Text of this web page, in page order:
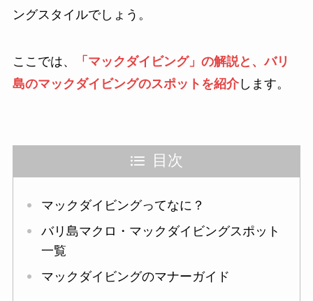
ングスタイルでしょう。
ここでは、
「マックダイビング」の解説と、バリ
島のマックダイビングのスポットを紹介します。
目次
マックダイビングってなに？
バリ島マクロ・マックダイビングスポット
一覧
マックダイビングのマナーガイド